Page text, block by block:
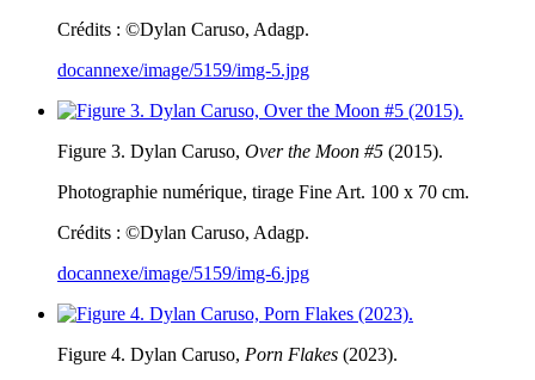
Crédits : ©Dylan Caruso, Adagp.
docannexe/image/5159/img-5.jpg
Figure 3. Dylan Caruso, Over the Moon #5 (2015).
Photographie numérique, tirage Fine Art. 100 x 70 cm.
Crédits : ©Dylan Caruso, Adagp.
docannexe/image/5159/img-6.jpg
Figure 4. Dylan Caruso, Porn Flakes (2023).